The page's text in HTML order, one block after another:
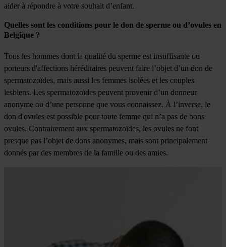
aider à répondre à votre souhait d’enfant.
Quelles sont les conditions pour le don de sperme ou d’ovules en
Belgique ?
Tous les hommes dont la qualité du sperme est insuffisante ou
porteurs d'affections héréditaires peuvent faire l’objet d’un don de
spermatozoïdes, mais aussi les femmes isolées et les couples
lesbiens. Les spermatozoïdes peuvent provenir d’un donneur
anonyme ou d’une personne que vous connaissez. À l’inverse, le
don d'ovules est possible pour toute femme qui n’a pas de bons
ovules. Contrairement aux spermatozoïdes, les ovules ne font
presque pas l’objet de dons anonymes, mais sont principalement
donnés par des membres de la famille ou des amies.